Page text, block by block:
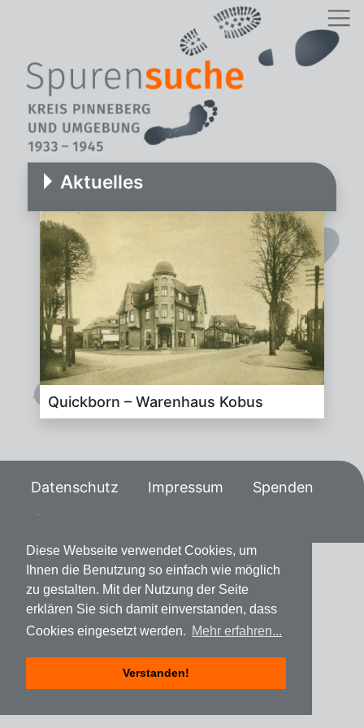
Diese Webseite verwendet Cookies, um
Ihnen die Benutzung so einfach wie möglich
zu gestalten. Mit der Nutzung der Seite
erklären Sie sich damit einverstanden, dass
Cookies eingesetzt werden. Mehr erfahren...
Verstanden!
Aktuelles
Quick­born – Wa­ren­haus Ko­bus
Datenschutz Impressum Spenden